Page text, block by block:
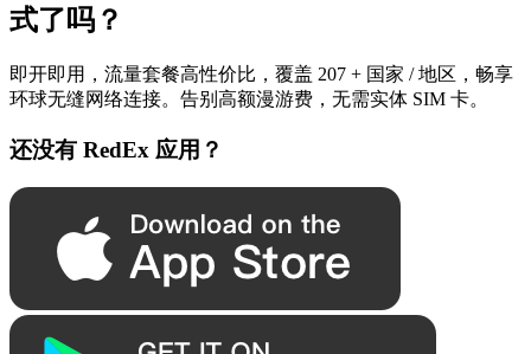
式了吗？
即开即用，流量套餐高性价比，覆盖 207 + 国家 / 地区，畅享
环球无缝网络连接。告别高额漫游费，无需实体 SIM 卡。
还没有 RedEx 应用？